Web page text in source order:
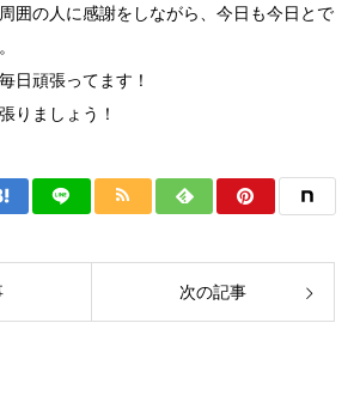
囲の人に感謝をしながら、今日も今日とで
日頑張ってます！
りましょう！
次の記事